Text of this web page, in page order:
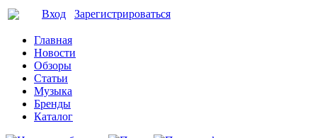
Вход Зарегистрироваться
Главная
Новости
Обзоры
Статьи
Музыка
Бренды
Каталог